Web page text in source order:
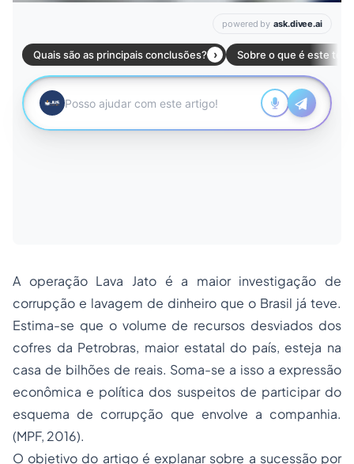
A operação Lava Jato é a maior investigação de
corrupção e lavagem de dinheiro que o Brasil já teve.
Estima-se que o volume de recursos desviados dos
cofres da Petrobras, maior estatal do país, esteja na
casa de bilhões de reais. Soma-se a isso a expressão
econômica e política dos suspeitos de participar do
esquema de corrupção que envolve a companhia.
(MPF, 2016).
O objetivo do artigo é explanar sobre a sucessão por